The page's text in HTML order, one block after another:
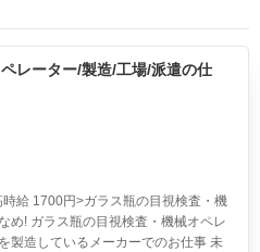
レーター/製造/工場/派遣の仕
給 1700円>ガラス瓶の目視検査・機
め!ガラス瓶の目視検査・機械オペレ
製造しているメーカーでのお仕事 未